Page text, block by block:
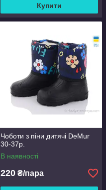
Купити
Чоботи з піни дитячі DeMur
30-37р.
В наявності
220 ₴/пара